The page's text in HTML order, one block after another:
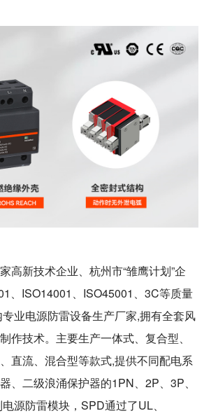
新技术企业、杭州市“雏鹰计划”企
、ISO14001、ISO45001、3C等质量
业电源防雷设备生产厂家,拥有全套风
作技术。主要生产一体式、复合型、
直流、混合型等款式,提供不同配电系
、二级浪涌保护器的1PN、2P、3P、
源防雷模块，SPD通过了UL、